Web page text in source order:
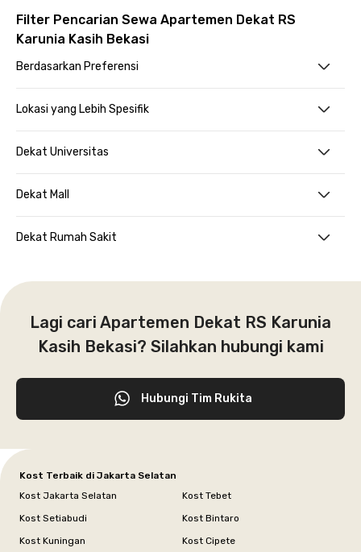
Filter Pencarian Sewa Apartemen Dekat RS
Karunia Kasih Bekasi
Berdasarkan Preferensi
Lokasi yang Lebih Spesifik
Dekat Universitas
Dekat Mall
Dekat Rumah Sakit
Lagi cari Apartemen Dekat RS Karunia
Kasih Bekasi? Silahkan hubungi kami
Hubungi Tim Rukita
Kost Terbaik di Jakarta Selatan
Kost Jakarta Selatan
Kost Tebet
Kost Setiabudi
Kost Bintaro
Kost Kuningan
Kost Cipete